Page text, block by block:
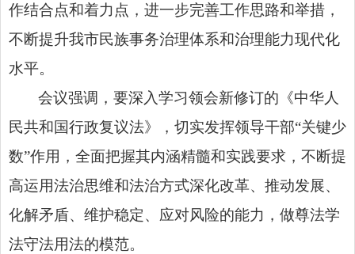
作结合点和着力点，进一步完善工作思路和举措，
不断提升我市民族事务治理体系和治理能力现代化
水平。
会议强调，要深入学习领会新修订的《中华人
民共和国行政复议法》，切实发挥领导干部“关键少
数”作用，全面把握其内涵精髓和实践要求，不断提
高运用法治思维和法治方式深化改革、推动发展、
化解矛盾、维护稳定、应对风险的能力，做尊法学
法守法用法的模范。